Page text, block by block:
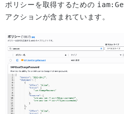
ポリシーを取得するための
アクションが含まれています。